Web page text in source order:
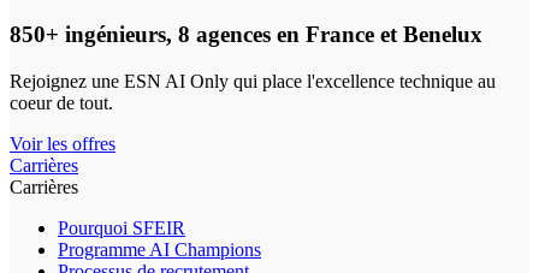
850+ ingénieurs, 8 agences en France et Benelux
Rejoignez une ESN AI Only qui place l'excellence technique au
coeur de tout.
Voir les offres
Carrières
Carrières
Pourquoi SFEIR
Programme AI Champions